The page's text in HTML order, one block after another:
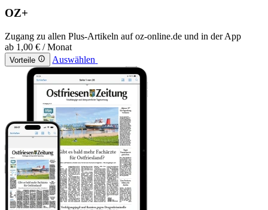
OZ+
Zugang zu allen Plus-Artikeln auf oz-online.de und in der App
ab 1,00 € / Monat
Vorteile Auswählen